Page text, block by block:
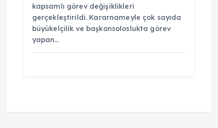
kapsamlı görev değişiklikleri
gerçekleştirildi. Kararnameyle çok sayıda
büyükelçilik ve başkonsoloslukta görev
yapan…